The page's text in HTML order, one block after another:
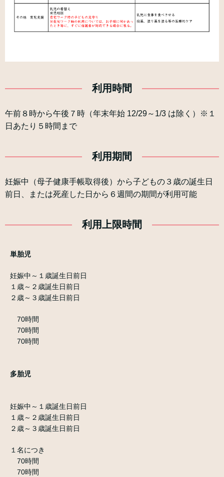
利用時間
午前８時から午後７時（年末年始 12/29～1/3 は除く）※１
日あたり５時間まで
利用期間
妊娠中（母子健康手帳取得後）から子どもの３歳の誕生日
前日、または死産した日から６週間の期間が利用可能
利用上限時間
単胎児
妊娠中～１歳誕生日前日
１歳～２歳誕生日前日
２歳～３歳誕生日前日
70時間
70時間
70時間
多胎児
妊娠中～１歳誕生日前日
１歳～２歳誕生日前日
２歳～３歳誕生日前日
１名につき
70時間
70時間